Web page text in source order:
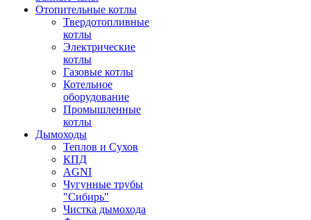
Отопительные котлы
Твердотопливные
котлы
Электрические
котлы
Газовые котлы
Котельное
оборудование
Промышленные
котлы
Дымоходы
Теплов и Сухов
КПД
AGNI
Чугунные трубы
"Сибирь"
Чистка дымохода